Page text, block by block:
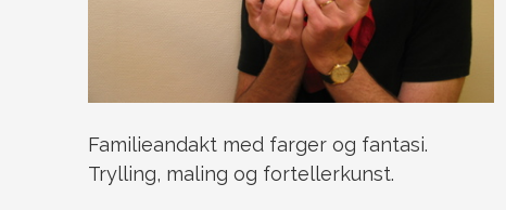
Familieandakt med farger og fantasi.
Trylling, maling og fortellerkunst.